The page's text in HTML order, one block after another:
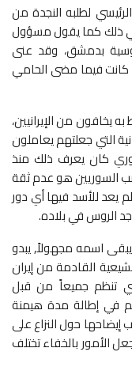
لطلبه النجدة من
ذلك كما يقول مسؤول
بدمشق، وقد عنى
كانت فيما مضى الحامي
يخافون من الإيرانيين،
التي جعلتهم يعاملون
كان يعرف ذلك منذ
السوريين هو عدم ثقة
يعد للأسد فيها أي دور
الروس في بلاده.
اسمه مجهولاً, يبدو
القادمة من إيران
تنظم جميعاً من قبل
في إطالة مدة هيمنة
إيضاحها حول النزاع على
الأمور بالخفاء تختلف